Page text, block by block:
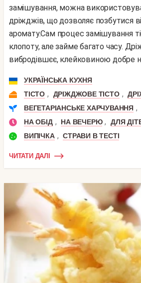
замішування, можна
дріжджів, що дозволяє позбутися
аромату.Сам процес замішування
клопоту, але займе багато часу.
вибродівшєє, клейковиною добре
УКРАЇНСЬКА КУХНЯ
ТІСТО , ДРІЖДЖОВЕ ТІСТО ,
ВЕГЕТАРІАНСЬКЕ ХАРЧУВАННЯ ,
НА ОБІД , НА ВЕЧЕРЮ , ДЛЯ
ВИПІЧКА , СТРАВИ В ТЕСТІ
ЧИТАТИ ДАЛІ